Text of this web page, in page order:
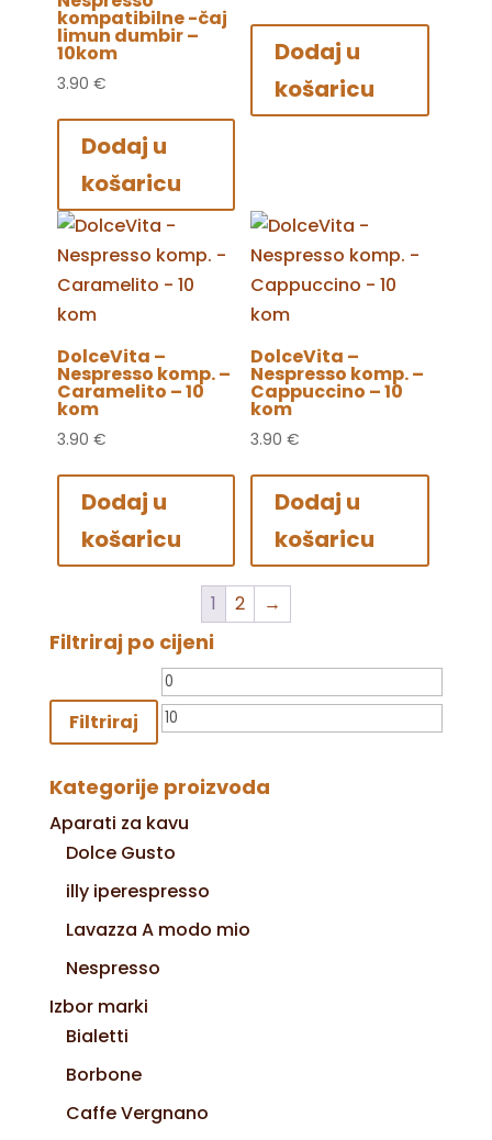
kompatibilne -čaj
limun dumbir –
10kom
3.90 €
Dodaj u
košaricu
Dodaj u
košaricu
DolceVita –
Nespresso komp. –
Caramelito – 10
kom
3.90 €
Dodaj u
košaricu
DolceVita –
Nespresso komp. –
Cappuccino – 10
kom
3.90€
Dodaj u
košaricu
1 2 →
Filtriraj po cijeni
Min
cijena
Filtriraj
Kategorije proizvoda
Aparati za kavu
Dolce Gusto
illy iperespresso
Lavazza A modo mio
Nespresso
Izbor marki
Bialetti
Borbone
Caffe Vergnano